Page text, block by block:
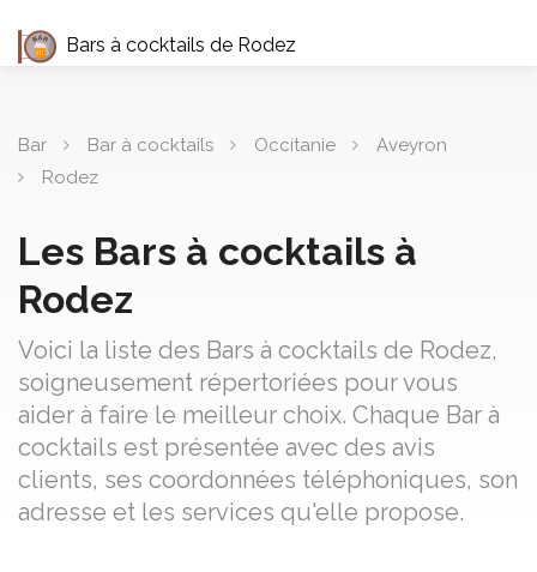
Bars à cocktails de Rodez
Bar Bar à cocktails Occitanie
Aveyron
Rodez
Les Bars à cocktails à
Rodez
Voici la liste des Bars à cocktails de Rodez,
soigneusement répertoriées pour vous
aider à faire le meilleur choix. Chaque Bar à
cocktails est présentée avec des avis
clients, ses coordonnées téléphoniques, son
adresse et les services qu'elle propose.